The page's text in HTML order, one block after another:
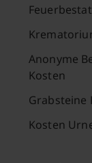
Anonyme
Kosten
Grabsteine
Kosten